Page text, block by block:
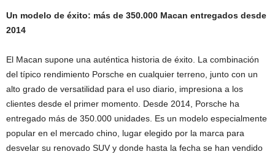
Un modelo de éxito: más de 350.000 Macan entregados desde
2014
El Macan supone una auténtica historia de éxito. La combinación
del típico rendimiento Porsche en cualquier terreno, junto con un
alto grado de versatilidad para el uso diario, impresiona a los
clientes desde el primer momento. Desde 2014, Porsche ha
entregado más de 350.000 unidades. Es un modelo especialmente
popular en el mercado chino, lugar elegido por la marca para
desvelar su renovado SUV y donde hasta la fecha se han vendido